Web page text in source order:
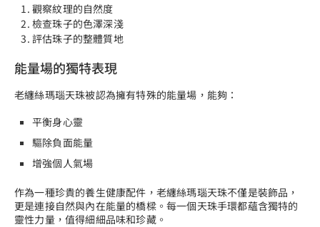
觀察紋理的自然度
檢查珠子的色澤深淺
評估珠子的整體質地
能量場的獨特表現
老纏絲瑪瑙天珠被認為擁有特殊的能量場，能夠：
平衡身心靈
驅除負面能量
增強個人氣場
作為一種珍貴的養生健康配件，老纏絲瑪瑙天珠不僅是裝飾品，
更是連接自然與內在能量的橋樑。每一個天珠手環都蘊含獨特的
靈性力量，值得細細品味和珍藏。